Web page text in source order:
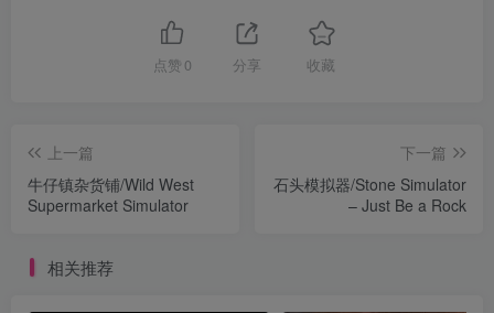
点赞 0 分享 收藏
上一篇
牛仔镇杂货铺/Wild West
Supermarket Simulator
下一篇
石头模拟器/Stone Simulator
– Just Be a Rock
相关推荐